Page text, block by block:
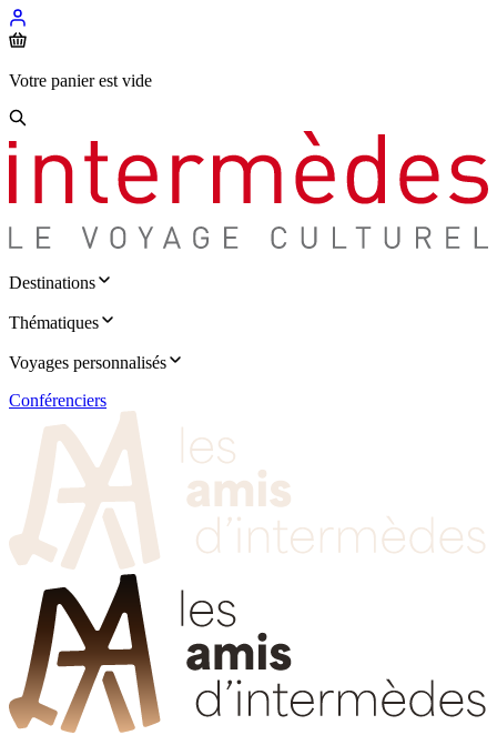
Votre panier est vide
Destinations
Thématiques
Voyages personnalisés
Conférenciers